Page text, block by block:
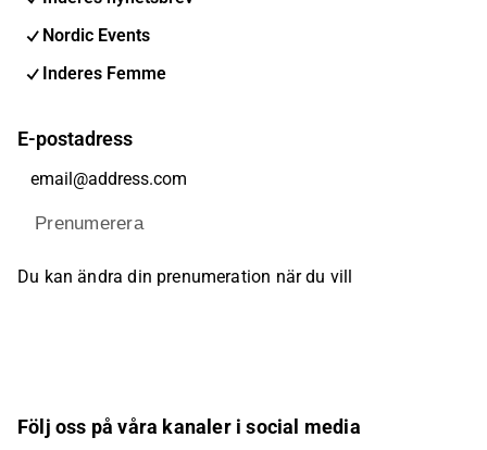
Nordic Events
Inderes Femme
E-postadress
Prenumerera
Du kan ändra din prenumeration när du vill
Följ oss på våra kanaler i social media